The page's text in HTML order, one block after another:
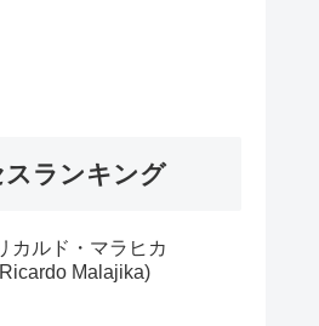
ランキング
カルド・マラヒカ
Malajika)